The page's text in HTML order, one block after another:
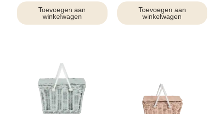
Toevoegen aan
winkelwagen
Toevoegen aan
winkelwagen